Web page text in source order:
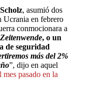
, asumió dos
Ucrania en febrero
conmocionara a
Zeitenwende, o un
de seguridad
más del 2%
”, dijo en aquel
pasado en la